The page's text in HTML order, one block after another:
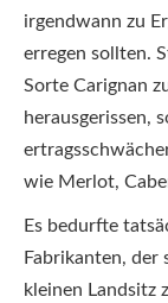
irgendwann zu
erregen sollten.
Sorte Carignan
herausgerissen,
wie Merlot,
Es bedurfte
Fabrikanten, der
kleinen Landsitz